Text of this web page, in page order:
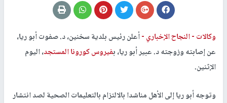
وكالات -النجاح الإخباري -أعلن رئيس بلدية سخنين، د. صفوت أبو ريا،
عن إصابته وزوجته د. عبير أبو ريا، بفيروس كورونا المستجد، اليوم
الإثنين.
وتوجه أبو ريا إلى الأهل مناشدا بالالتزام بالتعليمات الصحية لصد انتشار